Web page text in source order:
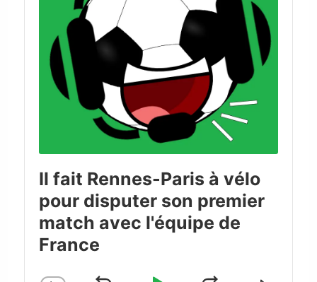
Il fait Rennes-Paris à vélo
pour disputer son premier
match avec l'équipe de
France